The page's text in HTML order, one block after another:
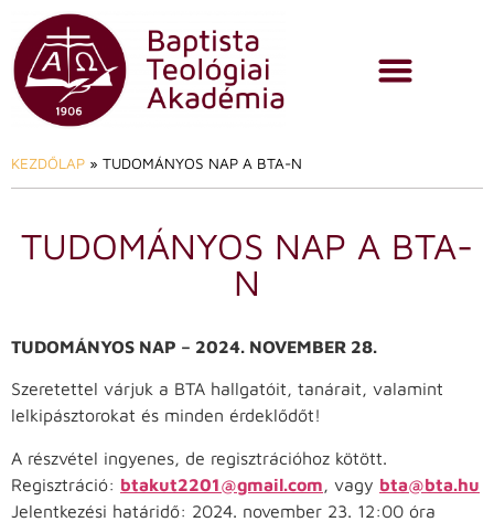
KEZDŐLAP » TUDOMÁNYOS NAP A BTA-N
TUDOMÁNYOS NAP A BTA-
N
TUDOMÁNYOS NAP – 2024. NOVEMBER 28.
Szeretettel várjuk a BTA hallgatóit, tanárait, valamint
lelkipásztorokat és minden érdeklődőt!
A részvétel ingyenes, de regisztrációhoz kötött.
Regisztráció: btakut2201@gmail.com, vagy bta@bta.hu
Jelentkezési határidő: 2024. november 23. 12:00 óra